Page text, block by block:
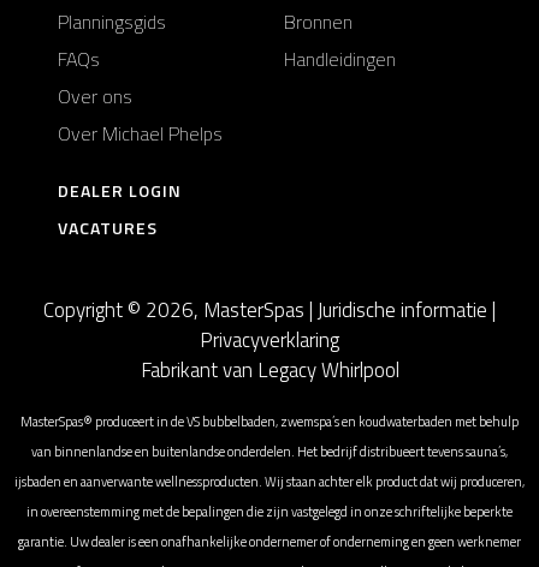
Planningsgids
FAQs
Over ons
Over Michael Phelps
Bronnen
Handleidingen
DEALER LOGIN
VACATURES
Copyright © 2026, MasterSpas | Juridische informatie|
Privacyverklaring
Fabrikant van Legacy Whirlpool
MasterSpas® produceert in de VS bubbelbaden, zwemspa’s en koudwaterbaden met behulp
van binnenlandse en buitenlandse onderdelen. Het bedrijf distribueert tevens sauna’s,
ijsbaden en aanverwante wellnessproducten. Wij staan achter elk product dat wij produceren,
in overeenstemming met de bepalingen die zijn vastgelegd in onze schriftelijke beperkte
garantie. Uw dealer is een onafhankelijke ondernemer of onderneming en geen werknemer